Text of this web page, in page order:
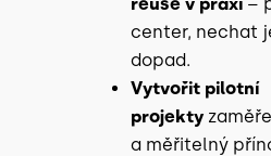
center, nechat
dopad.
Vytvořit pilotní
projekty
a měřitelný